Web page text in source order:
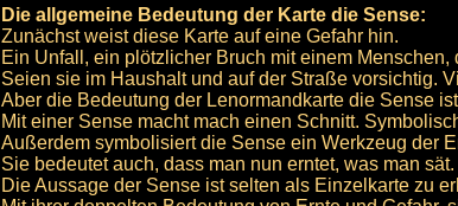
Die allgemeine Bedeutung der Karte die Sense:
Zunächst weist diese Karte auf eine Gefahr hin.
Ein Unfall, ein plötzlicher Bruch mit einem Menschen,
Seien sie im Haushalt und auf der Straße vorsichtig.
Aber die Bedeutung der Lenormandkarte die Sense
Mit einer Sense macht mach einen Schnitt.
Außerdem symbolisiert die Sense ein Werkzeug der
Sie bedeutet auch, dass man nun erntet, was man sät.
Die Aussage der Sense ist selten als Einzelkarte zu